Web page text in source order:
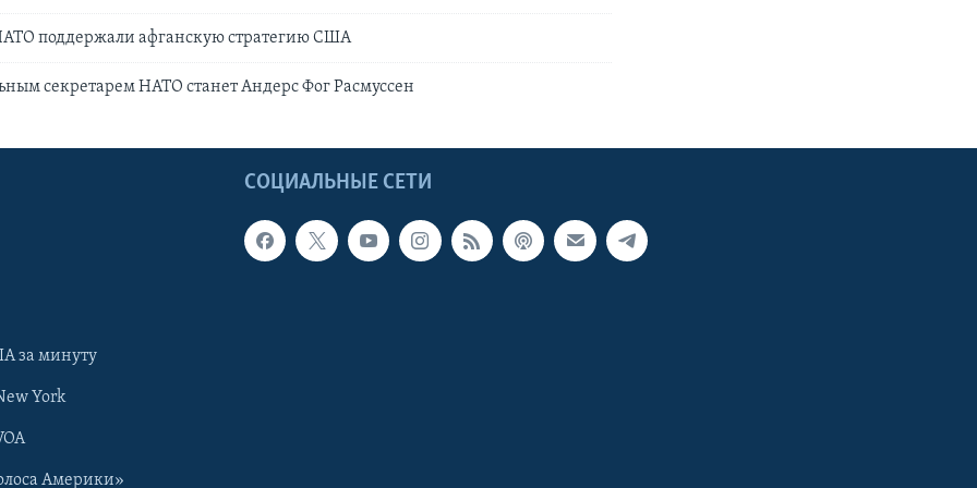
поддержали афганскую стратегию США
секретарем НАТО станет Андерс Фог Расмуссен
СОЦИАЛЬНЫЕ СЕТИ
за минуту
York
Америки»